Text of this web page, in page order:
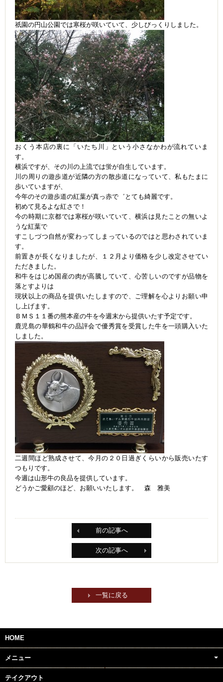
祇園の円山公園では寒桜が咲いていて、少しびっくりしました。
おくう本店の裏に「いたち川」という小さなかわが流れていま
す。
横浜ですが、その川の上流では蛍が自生しています。
川の周りの遊歩道が近隣の方の散歩道になっていて、私もたまに
歩いていますが、
今年のその遊歩道の紅葉が真っ赤で゛とても綺麗です。
初めて見るよな紅さで！
今の時期に京都では寒桜が咲いていて、横浜は見たことの無いよ
うな紅葉で
すこしづつ自然が変わってしまっているのではと思わされていま
す。
前置きが長くなりましたが、１２月より価格を少し改定させてい
ただきました。
和牛をはじめ国産の肉が高騰していて、心苦しいのですが品物を
落とすよりは
現状以上の商品を提供いたしますので、ご理解を心よりお願い申
し上げます。
ＢＭＳ１１番の熊本産の牛を今週末から提供いたす予定です。
鹿児島の華鶴和牛の品評会で優秀賞を受賞した牛を一頭購入いた
しました。
二週間ほど熟成させて、今月の２０日過ぎくらいから販売いたす
つもりです。
今週は山形牛の良品を提供しています。
どうかご愛顧のほど、お願いいたします。 森 雅美
前の記事へ
次の記事へ
一覧に戻る
HOME
メニュー
テイクアウト